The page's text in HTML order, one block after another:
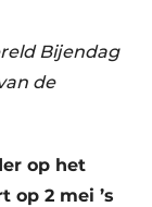
Bijendag
de
op het
op 2 mei ’s